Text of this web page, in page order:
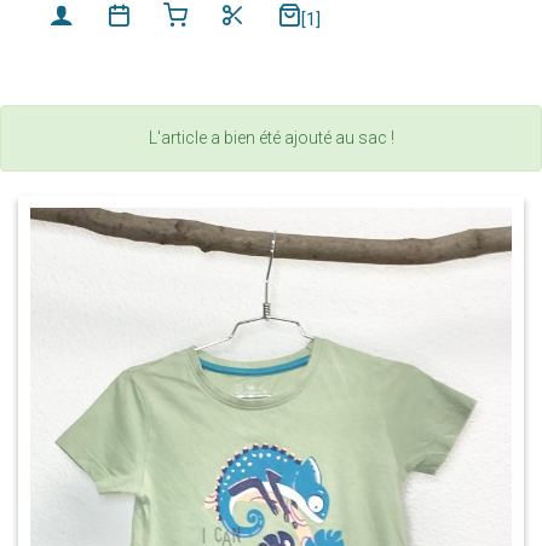
[1]
L'article a bien été ajouté au sac !